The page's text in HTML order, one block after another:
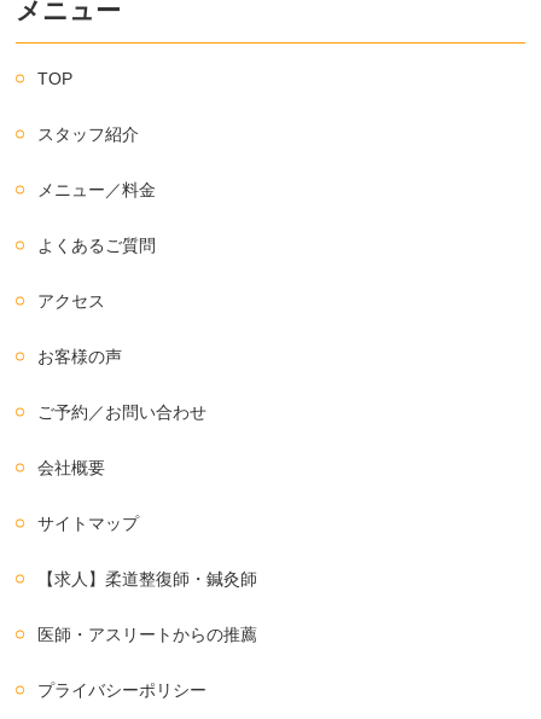
メニュー
TOP
スタッフ紹介
メニュー／料金
よくあるご質問
アクセス
お客様の声
ご予約／お問い合わせ
会社概要
サイトマップ
【求人】柔道整復師・鍼灸師
医師・アスリートからの推薦
プライバシーポリシー